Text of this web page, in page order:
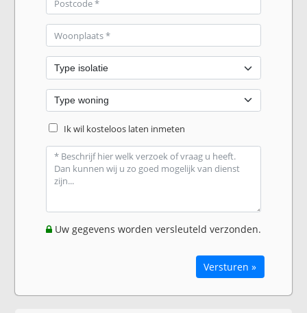
Ik wil kosteloos laten inmeten
Uw gegevens worden versleuteld verzonden.
Versturen »